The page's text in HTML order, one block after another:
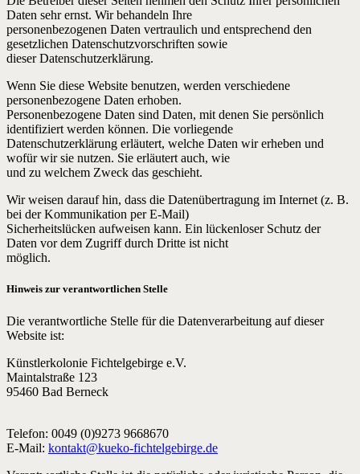
Daten sehr ernst. Wir behandeln Ihre
personenbezogenen Daten vertraulich und entsprechend den
gesetzlichen Datenschutzvorschriften sowie
dieser Datenschutzerklärung.
Wenn Sie diese Website benutzen, werden verschiedene
personenbezogene Daten erhoben.
Personenbezogene Daten sind Daten, mit denen Sie persönlich
identifiziert werden können. Die vorliegende
Datenschutzerklärung erläutert, welche Daten wir erheben und
wofür wir sie nutzen. Sie erläutert auch, wie
und zu welchem Zweck das geschieht.
Wir weisen darauf hin, dass die Datenübertragung im Internet (z. B.
bei der Kommunikation per E-Mail)
Sicherheitslücken aufweisen kann. Ein lückenloser Schutz der
Daten vor dem Zugriff durch Dritte ist nicht
möglich.
Hinweis zur verantwortlichen Stelle
Die verantwortliche Stelle für die Datenverarbeitung auf dieser
Website ist:
Künstlerkolonie Fichtelgebirge e.V.
Maintalstraße 123
95460 Bad Berneck
Telefon: 0049 (0)9273 9668670
E-Mail: kontakt@kueko-fichtelgebirge.de